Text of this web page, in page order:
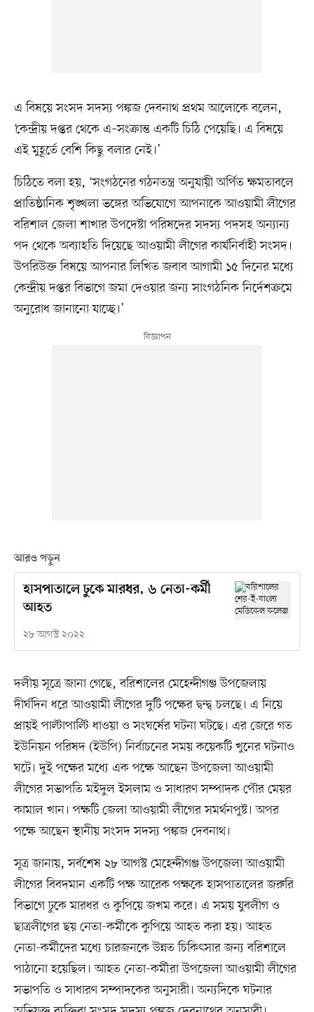
এ বিষয়ে সংসদ সদস্য পঙ্কজ দেবনাথ প্রথম আলোকে বলেন,
‘কেন্দ্রীয় দপ্তর থেকে এ–সংক্রান্ত একটি চিঠি পেয়েছি। এ বিষয়ে
এই মুহূর্তে বেশি কিছু বলার নেই।’
চিঠিতে বলা হয়, ‘সংগঠনের গঠনতন্ত্র অনুযায়ী অর্পিত ক্ষমতাবলে
প্রাতিষ্ঠানিক শৃঙ্খলা ভঙ্গের অভিযোগে আপনাকে আওয়ামী লীগের
বরিশাল জেলা শাখার উপদেষ্টা পরিষদের সদস্য পদসহ অন্যান্য
পদ থেকে অব্যাহতি দিয়েছে আওয়ামী লীগের কার্যনির্বাহী সংসদ।
উপরিউক্ত বিষয়ে আপনার লিখিত জবাব আগামী ১৫ দিনের মধ্যে
কেন্দ্রীয় দপ্তর বিভাগে জমা দেওয়ার জন্য সাংগঠনিক নির্দেশক্রমে
অনুরোধ জানানো যাচ্ছে।’
আরও পড়ুন
হাসপাতালে ঢুকে মারধর, ৬ নেতা-কর্মী
আহত
২৮ আগস্ট ২০২২
দলীয় সূত্রে জানা গেছে, বরিশালের মেহেন্দীগঞ্জ উপজেলায়
দীর্ঘদিন ধরে আওয়ামী লীগের দুটি পক্ষের দ্বন্দ্ব চলছে। এ নিয়ে
প্রায়ই পাল্টাপাল্টি ধাওয়া ও সংঘর্ষের ঘটনা ঘটছে। এর জেরে গত
ইউনিয়ন পরিষদ (ইউপি) নির্বাচনের সময় কয়েকটি খুনের ঘটনাও
ঘটে। দুই পক্ষের মধ্যে এক পক্ষে আছেন উপজেলা আওয়ামী
লীগের সভাপতি মইদুল ইসলাম ও সাধারণ সম্পাদক পৌর মেয়র
কামাল খান। পক্ষটি জেলা আওয়ামী লীগের সমর্থনপুষ্ট। অপর
পক্ষে আছেন স্থানীয় সংসদ সদস্য পঙ্কজ দেবনাথ।
সূত্র জানায়, সর্বশেষ ২৮ আগস্ট মেহেন্দীগঞ্জ উপজেলা আওয়ামী
লীগের বিবদমান একটি পক্ষ আরেক পক্ষকে হাসপাতালের জরুরি
বিভাগে ঢুকে মারধর ও কুপিয়ে জখম করে। এ সময় যুবলীগ ও
ছাত্রলীগের ছয় নেতা-কর্মীকে কুপিয়ে আহত করা হয়। আহত
নেতা-কর্মীদের মধ্যে চারজনকে উন্নত চিকিৎসার জন্য বরিশালে
পাঠানো হয়েছিল। আহত নেতা-কর্মীরা উপজেলা আওয়ামী লীগের
সভাপতি ও সাধারণ সম্পাদকের অনুসারী। অন্যদিকে ঘটনার